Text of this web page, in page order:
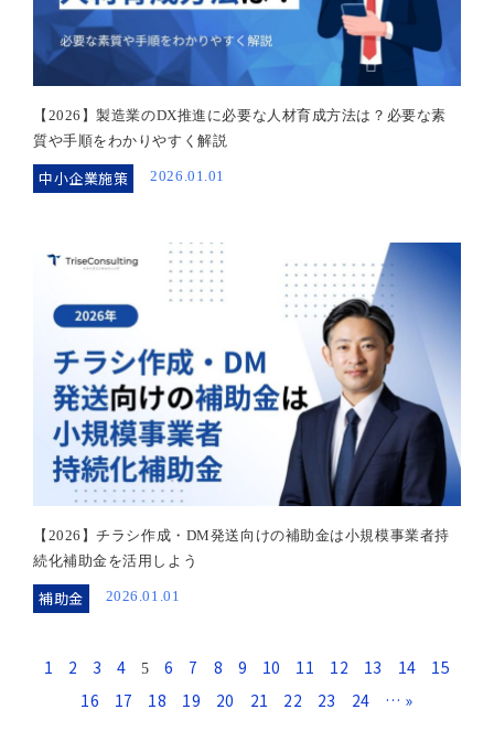
【2026】製造業のDX推進に必要な人材育成方法は？必要な素
質や手順をわかりやすく解説
中小企業施策 2026.01.01
【2026】チラシ作成・DM発送向けの補助金は小規模事業者持
続化補助金を活用しよう
補助金 2026.01.01
1 2 3 4 5 6 7 8 9 10 11 12 13 14
15
16
17 18 19 20 21 22 23 24 … »